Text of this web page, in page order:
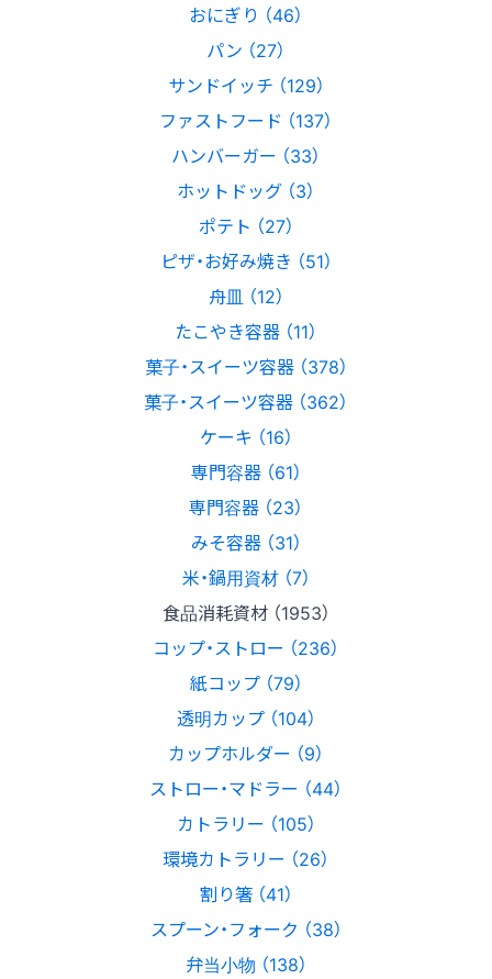
おにぎり （46）
パン （27）
サンドイッチ （129）
ファストフード （137）
ハンバーガー （33）
ホットドッグ （3）
ポテト （27）
ピザ・お好み焼き （51）
舟皿 （12）
たこやき容器 （11）
菓子・スイーツ容器 （378）
菓子・スイーツ容器 （362）
ケーキ （16）
専門容器 （61）
専門容器 （23）
みそ容器 （31）
米・鍋用資材 （7）
食品消耗資材 （1953）
コップ・ストロー （236）
紙コップ （79）
透明カップ （104）
カップホルダー （9）
ストロー・マドラー （44）
カトラリー （105）
環境カトラリー （26）
割り箸 （41）
スプーン・フォーク （38）
弁当小物 （138）